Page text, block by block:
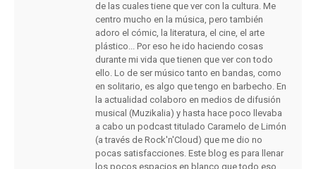
de las cuales tiene que ver con la cultura. Me
centro mucho en la música, pero también
adoro el cómic, la literatura, el cine, el arte
plástico... Por eso he ido haciendo cosas
durante mi vida que tienen que ver con todo
ello. Lo de ser músico tanto en bandas, como
en solitario, es algo que tengo en barbecho. En
la actualidad colaboro en medios de difusión
musical (Muzikalia) y hasta hace poco llevaba
a cabo un podcast titulado Caramelo de Limón
(a través de Rock'n'Cloud) que me dio no
pocas satisfacciones. Este blog es para llenar
los pocos espacios en blanco que todo eso